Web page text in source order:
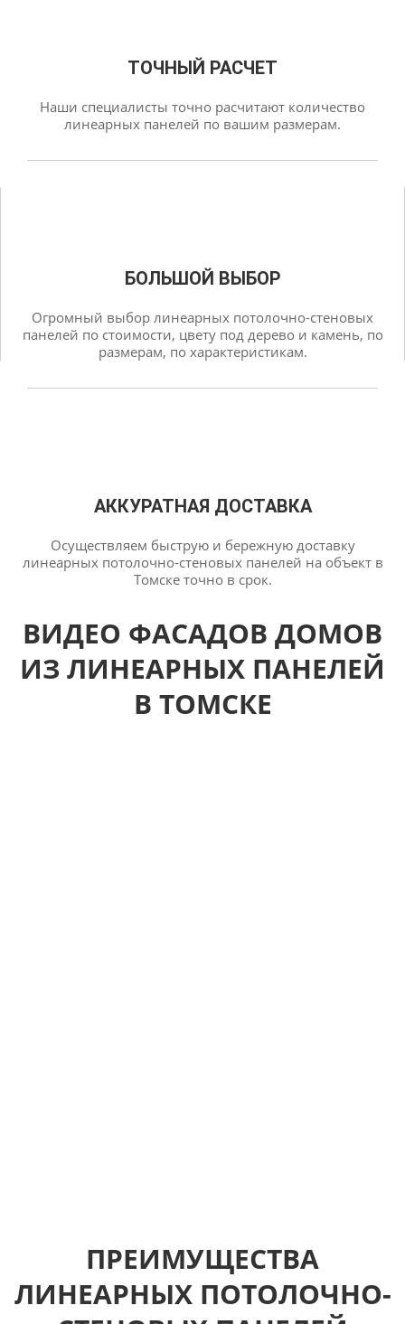
ТОЧНЫЙ РАСЧЕТ
Наши специалисты точно расчитают количество
линеарных панелей по вашим размерам.
БОЛЬШОЙ ВЫБОР
Огромный выбор линеарных потолочно-стеновых
панелей по стоимости, цвету под дерево и камень, по
размерам, по характеристикам.
АККУРАТНАЯ ДОСТАВКА
Осуществляем быструю и бережную доставку
линеарных потолочно-стеновых панелей на объект в
Томске точно в срок.
ВИДЕО ФАСАДОВ ДОМОВ
ИЗ ЛИНЕАРНЫХ ПАНЕЛЕЙ
В ТОМСКЕ
ПРЕИМУЩЕСТВА
ЛИНЕАРНЫХ ПОТОЛОЧНО-